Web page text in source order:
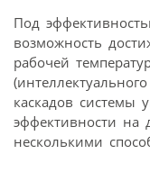
Под
возможность
рабочей
каскадов системы
эффективности
несколькими